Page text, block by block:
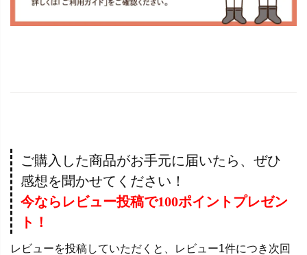
ご購入した商品がお手元に届いたら、ぜひ
感想を聞かせてください！
今ならレビュー投稿で100ポイントプレゼン
ト！
レビューを投稿していただくと、レビュー1件につき次回